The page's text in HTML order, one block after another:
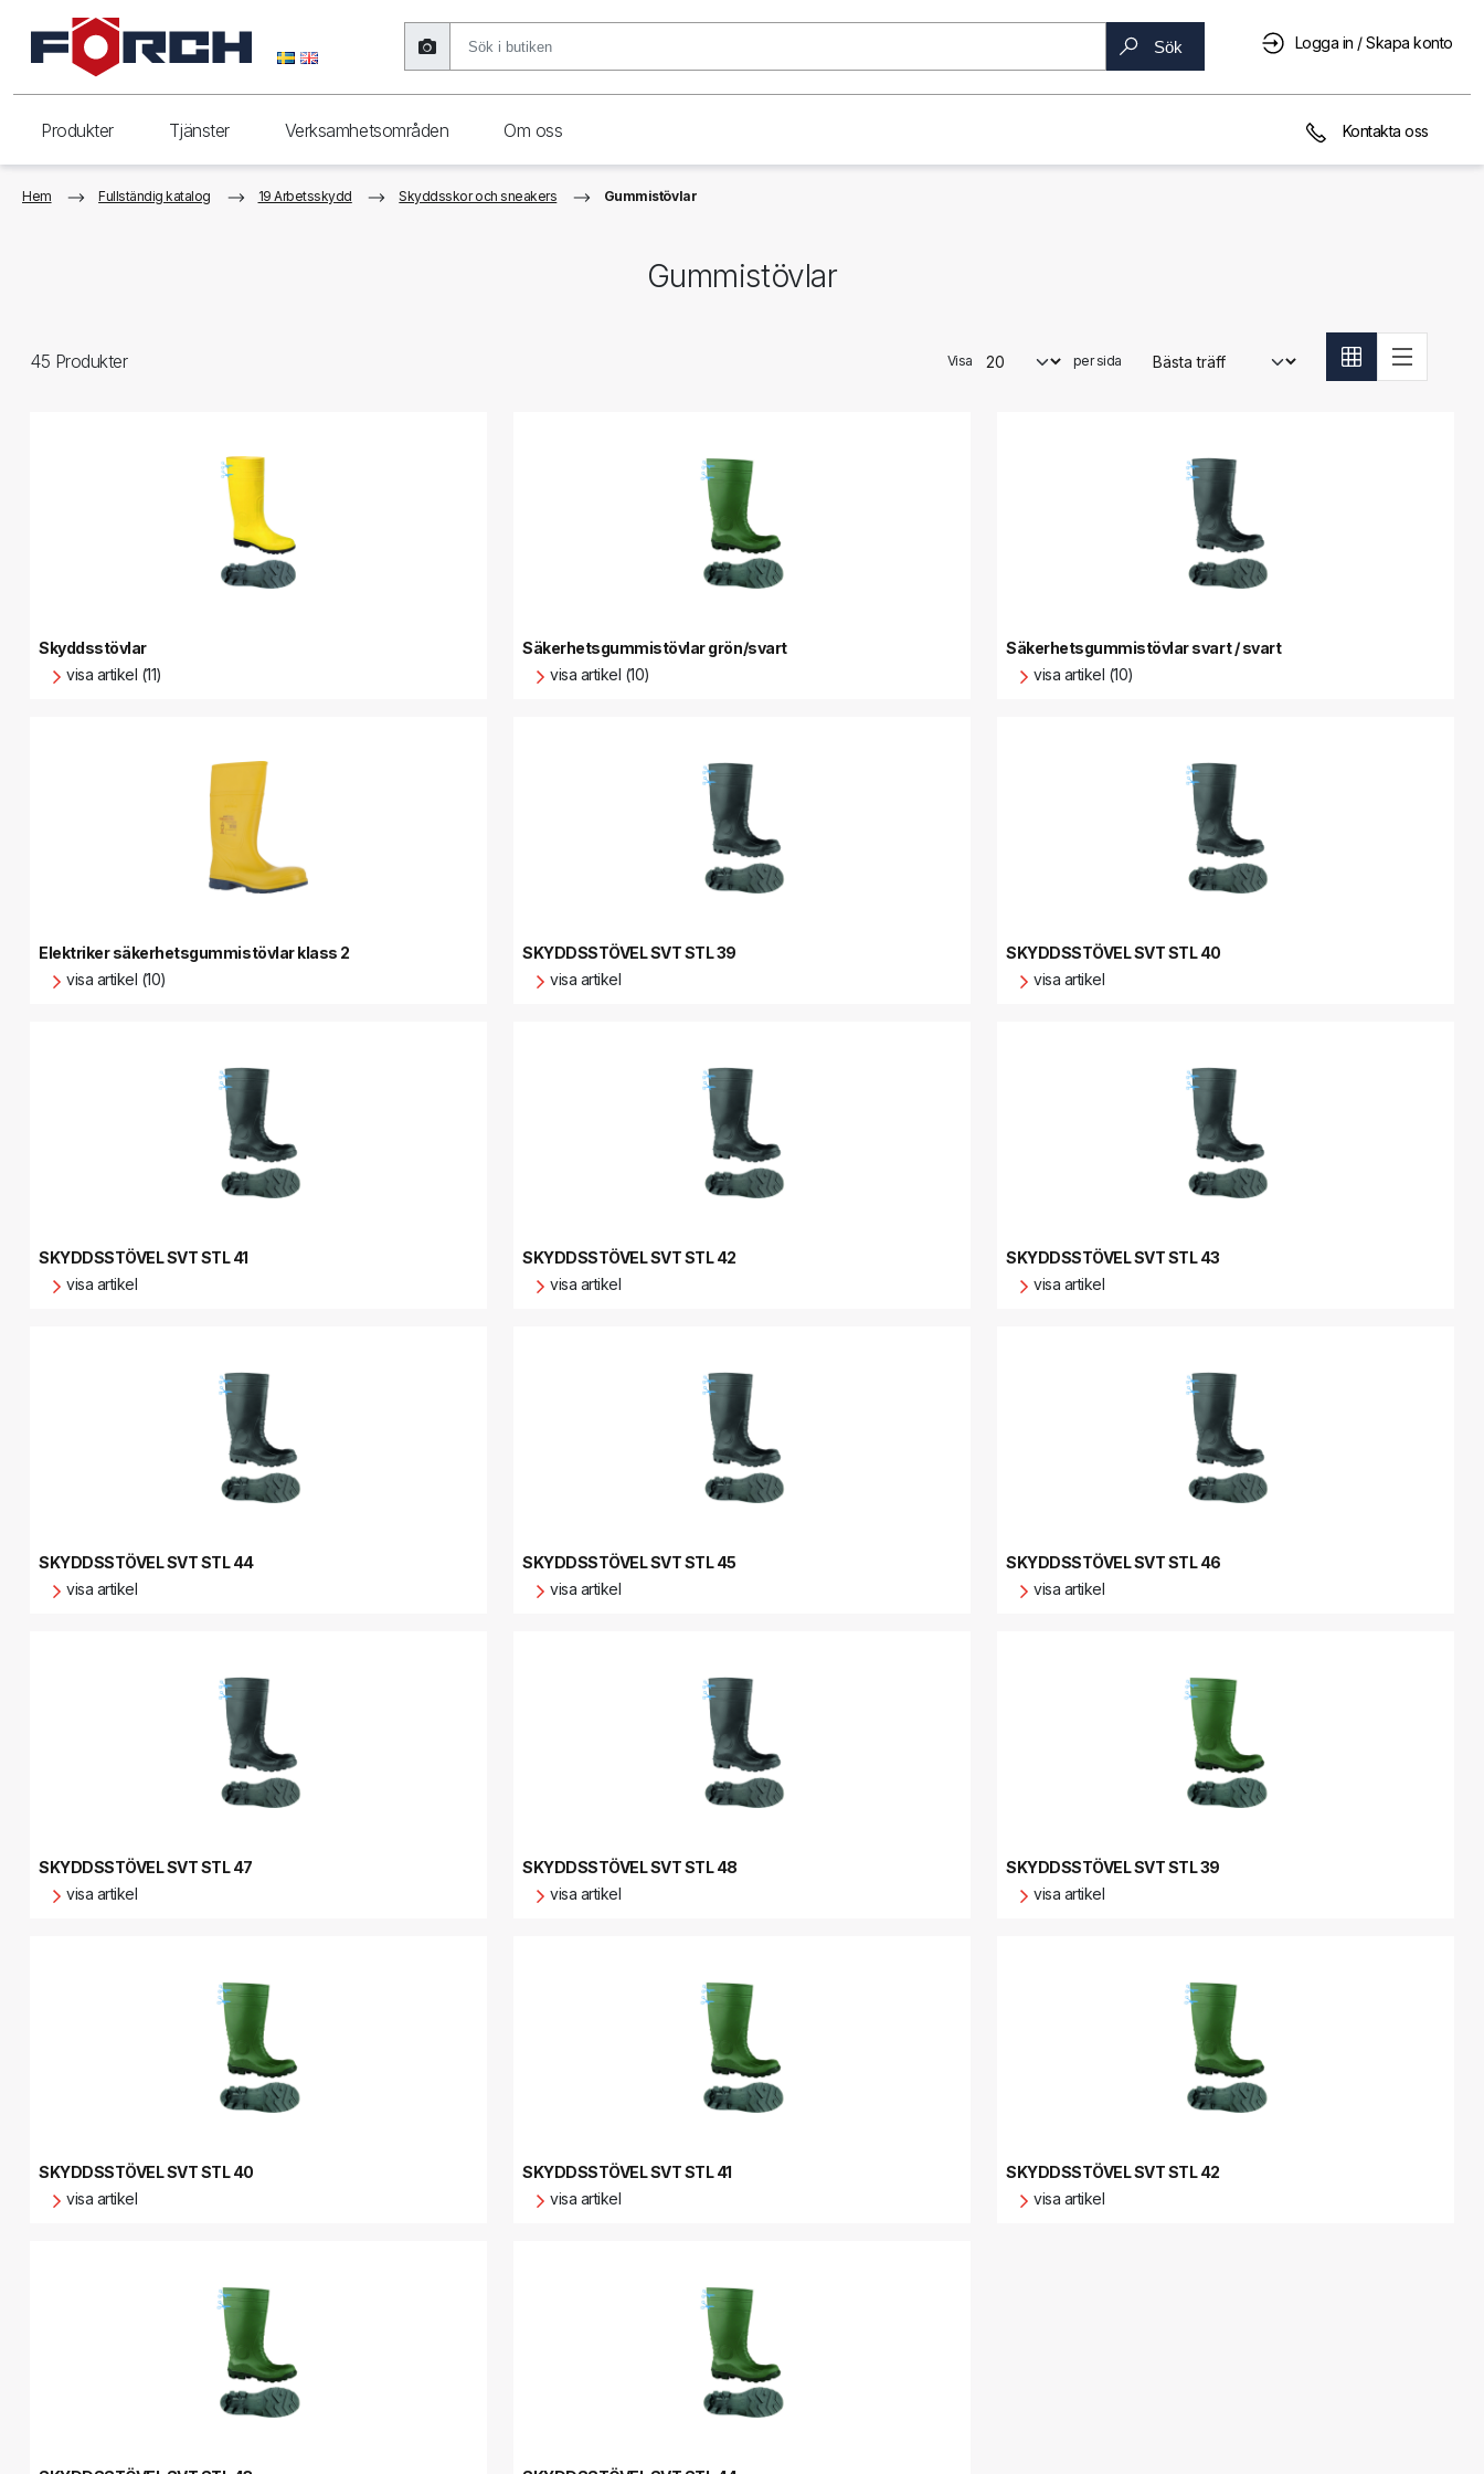
Sök Logga in / Skapa konto
Produkter Tjänster Verksamhetsområden Om oss Kontakta oss
Hem Fullständig katalog 19 Arbetsskydd Skyddsskor och sneakers Gummistövlar
Gummistövlar
45 Produkter Visa per sida
Skyddsstövlar
visa artikel (11)
Säkerhetsgummistövlar grön/svart
visa artikel (10)
Säkerhetsgummistövlar svart / svart
visa artikel (10)
Elektriker säkerhetsgummistövlar klass 2
visa artikel (10)
SKYDDSSTÖVEL SVT STL 39
visa artikel
SKYDDSSTÖVEL SVT STL 40
visa artikel
SKYDDSSTÖVEL SVT STL 41
visa artikel
SKYDDSSTÖVEL SVT STL 42
visa artikel
SKYDDSSTÖVEL SVT STL 43
visa artikel
SKYDDSSTÖVEL SVT STL 44
visa artikel
SKYDDSSTÖVEL SVT STL 45
visa artikel
SKYDDSSTÖVEL SVT STL 46
visa artikel
SKYDDSSTÖVEL SVT STL 47
visa artikel
SKYDDSSTÖVEL SVT STL 48
visa artikel
SKYDDSSTÖVEL SVT STL 39
visa artikel
SKYDDSSTÖVEL SVT STL 40
visa artikel
SKYDDSSTÖVEL SVT STL 41
visa artikel
SKYDDSSTÖVEL SVT STL 42
visa artikel